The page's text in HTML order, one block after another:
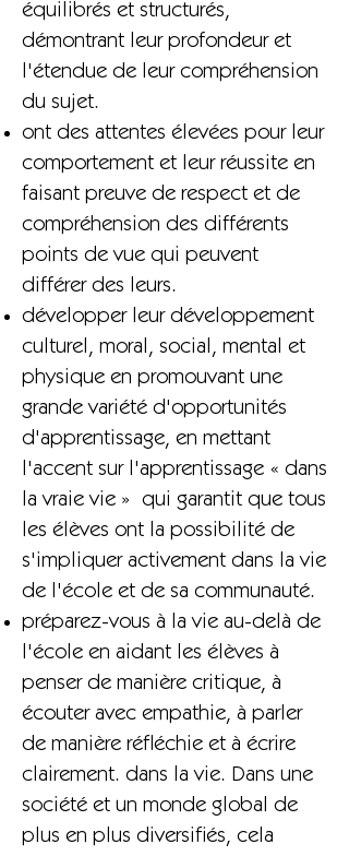
équilibrés et structurés,
démontrant leur profondeur et
l'étendue de leur compréhension
du sujet.
ont des attentes élevées pour leur
comportement et leur réussite en
faisant preuve de respect et de
compréhension des différents
points de vue qui peuvent
différer des leurs.
développer leur développement
culturel, moral, social, mental et
physique en promouvant une
grande variété d'opportunités
d'apprentissage, en mettant
l'accent sur l'apprentissage « dans
la vraie vie » qui garantit que tous
les élèves ont la possibilité de
s'impliquer activement dans la vie
de l'école et de sa communauté.
préparez-vous à la vie au-delà de
l'école en aidant les élèves à
penser de manière critique, à
écouter avec empathie, à parler
de manière réfléchie et à écrire
clairement. dans la vie. Dans une
société et un monde global de
plus en plus diversifiés, cela